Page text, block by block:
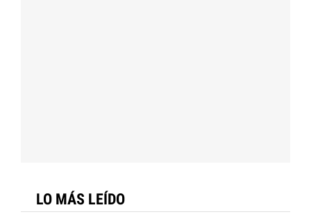
LO MÁS LEÍDO